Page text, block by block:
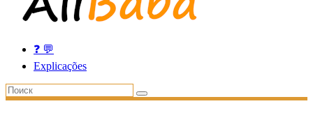
❓ 💬
Explicações